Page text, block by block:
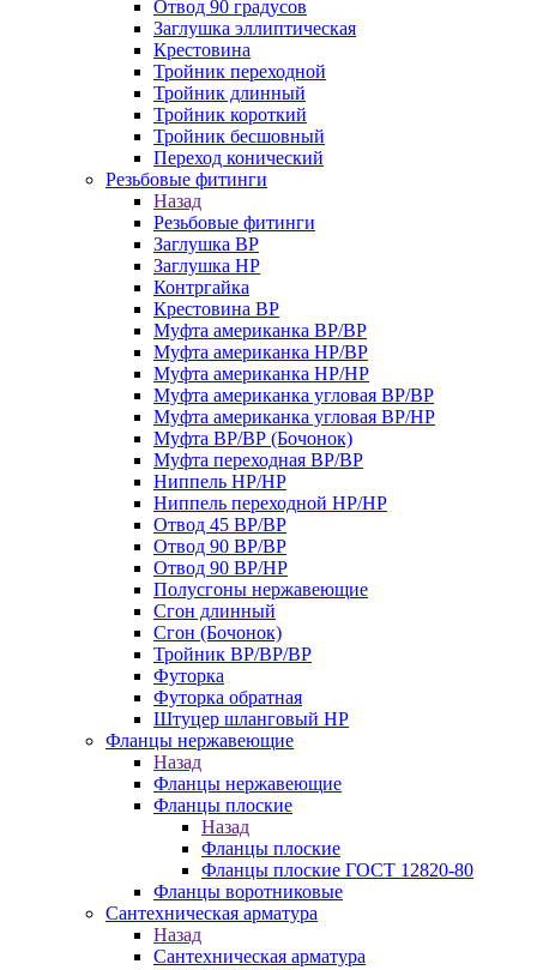
Отвод 90 градусов
Заглушка эллиптическая
Крестовина
Тройник переходной
Тройник длинный
Тройник короткий
Тройник бесшовный
Переход конический
Резьбовые фитинги
Назад
Резьбовые фитинги
Заглушка ВР
Заглушка НР
Контргайка
Крестовина ВР
Муфта американка ВР/ВР
Муфта американка НР/ВР
Муфта американка НР/НР
Муфта американка угловая ВР/ВР
Муфта американка угловая ВР/НР
Муфта ВР/ВР (Бочонок)
Муфта переходная ВР/ВР
Ниппель НР/НР
Ниппель переходной НР/НР
Отвод 45 ВР/ВР
Отвод 90 ВР/ВР
Отвод 90 ВР/НР
Полусгоны нержавеющие
Сгон длинный
Сгон (Бочонок)
Тройник ВР/ВР/ВР
Футорка
Футорка обратная
Штуцер шланговый НР
Фланцы нержавеющие
Назад
Фланцы нержавеющие
Фланцы плоские
Назад
Фланцы плоские
Фланцы плоские ГОСТ 12820-80
Фланцы воротниковые
Сантехническая арматура
Назад
Сантехническая арматура